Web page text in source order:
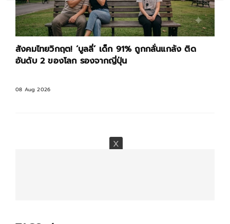
สังคมไทยวิกฤต! ‘บูลลี่’ เด็ก 91% ถูกกลั่นแกล้ง ติด
อันดับ 2 ของโลก รองจากญี่ปุ่น
08 Aug 2026